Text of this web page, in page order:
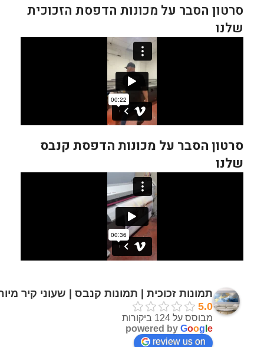
סרטון הסבר על מכונות הדפסת הזכוכית
שלנו
סרטון הסבר על מכונות הדפסת קנבס
שלנו
תמונות זכוכית | תמונות קנבס | שעוני קיר
5.0
מבוסס על 124 ביקורות
powered by Goog e
review us on